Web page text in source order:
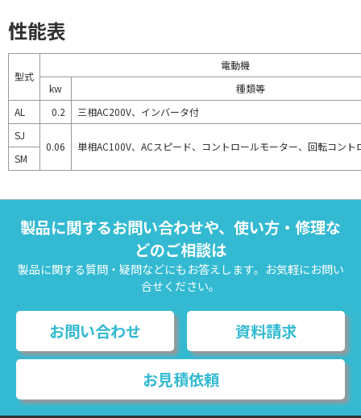
性能表
型式
電動機
kw
種類等
AL
0.2
三相AC200V、インバータ付
SJ
0.06
単相AC100V、ACスピード、コントロールモーター、回転コント
SM
製品に関するお問い合わせや、使い方・修理な
どのご相談は
製品に関する質問・疑問などにもお答えします。お気軽にお問い
合せください。
お問い合わせ 資料請求
お見積依頼